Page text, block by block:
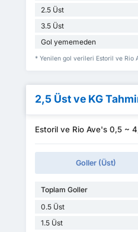
2.5 Üst
3.5 Üst
Gol yememeden
* Yenilen gol verileri Estoril ve Rio
2,5 Üst ve KG
Estoril ve Rio Ave's 0,5 ~
Goller (Üst)
Toplam Goller
0.5 Üst
1.5 Üst